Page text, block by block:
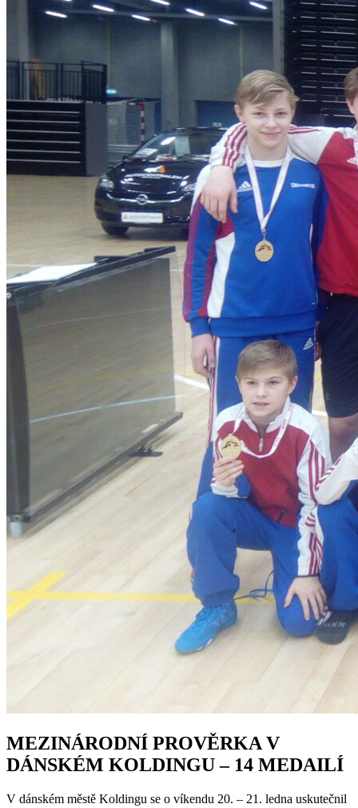
MEZINÁRODNÍ PROVĚRKA V
DÁNSKÉM KOLDINGU – 14 MEDAILÍ
V dánském městě Koldingu se o víkendu 20. – 21. ledna uskutečnil